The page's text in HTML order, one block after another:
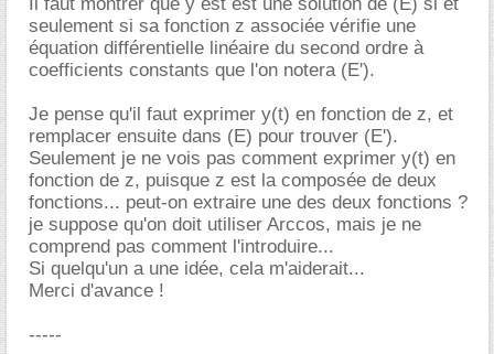
seulement si sa fonction z associée vérifie une
équation différentielle linéaire du second ordre à
coefficients constants que l'on notera (E').
Je pense qu'il faut exprimer y(t) en fonction de z, et
remplacer ensuite dans (E) pour trouver (E').
Seulement je ne vois pas comment exprimer y(t) en
fonction de z, puisque z est la composée de deux
fonctions... peut-on extraire une des deux fonctions ?
je suppose qu'on doit utiliser Arccos, mais je ne
comprend pas comment l'introduire...
Si quelqu'un a une idée, cela m'aiderait...
Merci d'avance !
-----